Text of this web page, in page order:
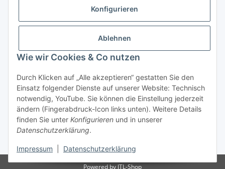
Konfigurieren
Ablehnen
Wie wir Cookies & Co nutzen
Durch Klicken auf „Alle akzeptieren“ gestatten Sie den
Einsatz folgender Dienste auf unserer Website: Technisch
notwendig, YouTube. Sie können die Einstellung jederzeit
ändern (Fingerabdruck-Icon links unten). Weitere Details
finden Sie unter Konfigurieren und in unserer
Datenschutzerklärung.
Impressum Datenschutzerklärung
Öffnungszeiten:
Montag - Freitag: 9:30 - 18:00 Uhr
Vertrag widerrufen
Powered by JTL-Shop